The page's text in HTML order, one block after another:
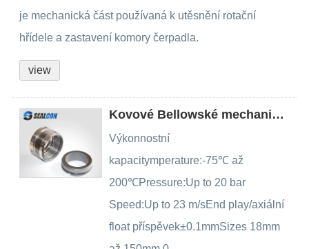
je mechanická část používaná k utěsnění rotační
hřídele a zastavení komory čerpadla.
view
Kovové Bellowské mechanické těsnění M14M15M16
Výkonnostní
kapacitymperature:-75℃ až
200℃Pressure:Up to 20 bar
Speed:Up to 23 m/sEnd play/axiální
float příspěvek±0.1mmSizes 18mm